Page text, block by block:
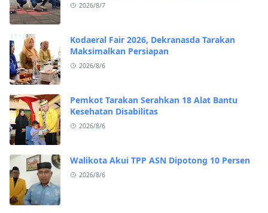
2026/8/7
Kodaeral Fair 2026, Dekranasda Tarakan
Maksimalkan Persiapan
2026/8/6
Pemkot Tarakan Serahkan 18 Alat Bantu
Kesehatan Disabilitas
2026/8/6
Walikota Akui TPP ASN Dipotong 10 Persen
2026/8/6